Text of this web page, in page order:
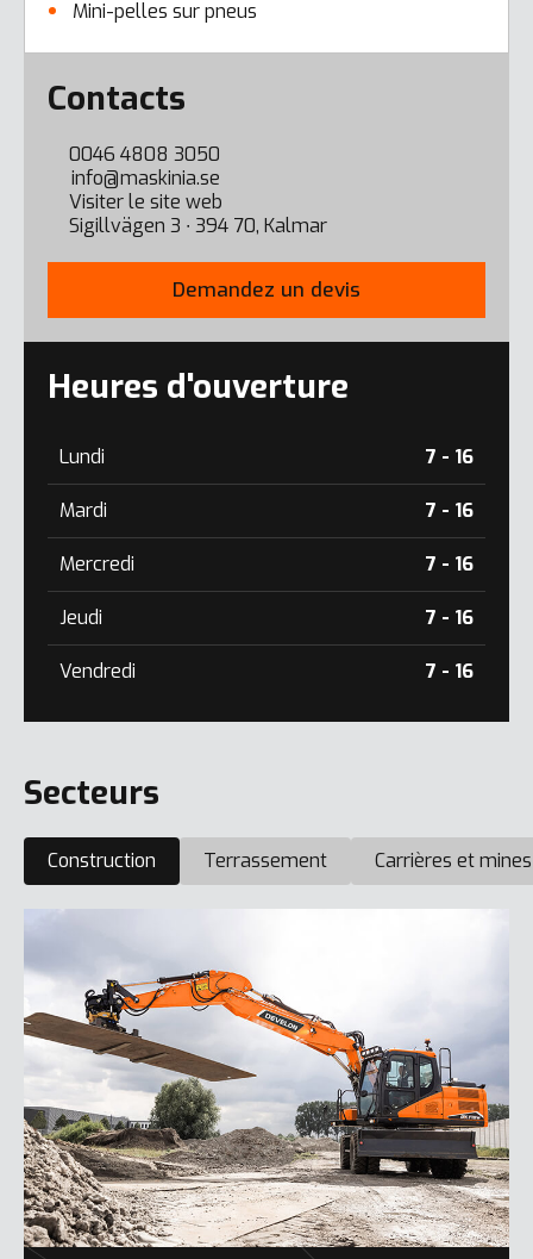
Mini-pelles sur pneus
Error here
Contacts
0046 4808 3050
info@maskinia.se
Visiter le site web
Sigillvägen 3 ∙ 394 70, Kalmar
Demandez un devis
Heures d'ouverture
Lundi 7 - 16
Mardi 7 - 16
Mercredi 7 - 16
Jeudi 7 - 16
Vendredi 7 - 16
Secteurs
Construction Terrassement Carrières et mines